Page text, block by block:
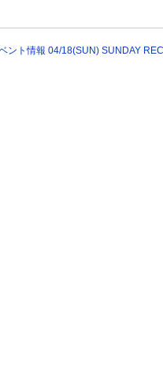
ント情報 04/18(SUN) SUNDAY